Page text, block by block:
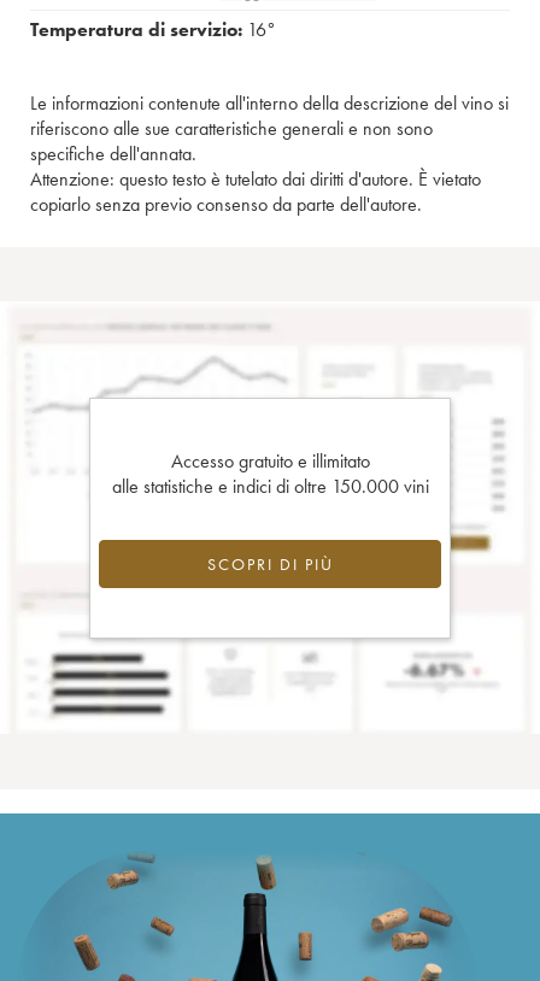
Temperatura di servizio: 16°
Le informazioni contenute all'interno della descrizione del vino si
riferiscono alle sue caratteristiche generali e non sono
specifiche dell'annata.
Attenzione: questo testo è tutelato dai diritti d'autore. È vietato
copiarlo senza previo consenso da parte dell'autore.
Accesso gratuito e illimitato
alle statistiche e indici di oltre 150.000 vini
SCOPRI DI PIÙ